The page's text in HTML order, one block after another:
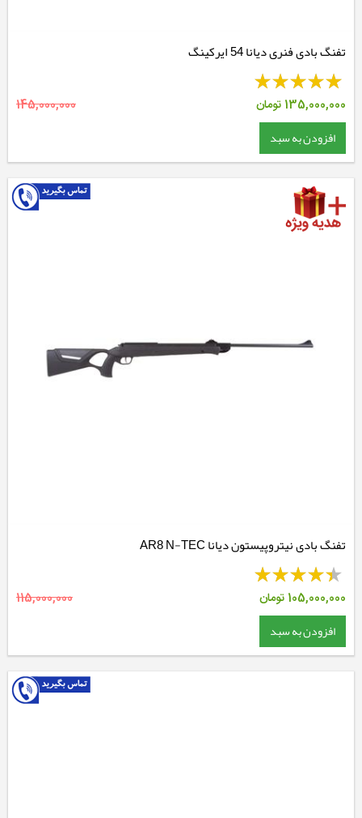
تفنگ بادی فنری دیانا 54 ایرکینگ
135,000,000 تومان 145,000,000
افزودن به سبد
تفنگ بادی نیتروپیستون دیانا AR8 N-TEC
105,000,000 تومان 115,000,000
افزودن به سبد